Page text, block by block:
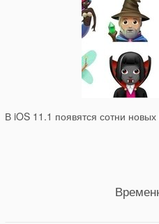
В iOS 11.1 появятся сотни